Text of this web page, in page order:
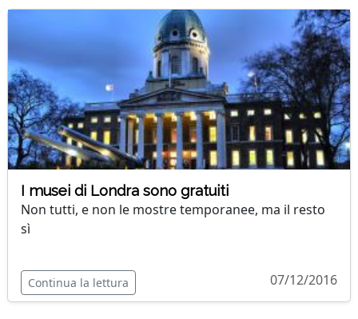
I musei di Londra sono gratuiti
Non tutti, e non le mostre temporanee, ma il resto
sì
Continua la lettura 07/12/2016